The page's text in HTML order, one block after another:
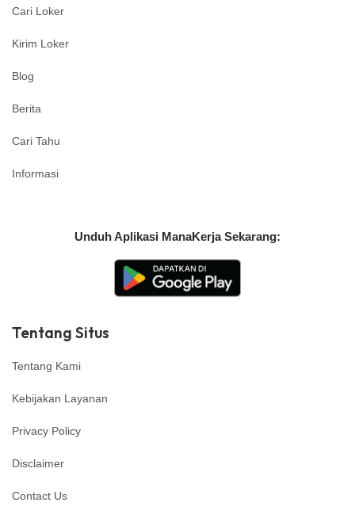
Cari Loker
Kirim Loker
Blog
Berita
Cari Tahu
Informasi
Unduh Aplikasi ManaKerja Sekarang:
Tentang Situs
Tentang Kami
Kebijakan Layanan
Privacy Policy
Disclaimer
Contact Us